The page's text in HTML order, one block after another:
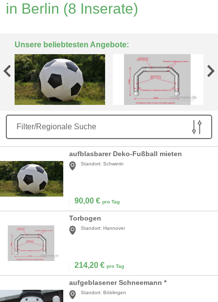
in Berlin (8 Inserate)
Unsere beliebtesten Angebote:
Filter/Regionale Suche
aufblasbarer Deko-Fußball mieten
Standort: Schwerin
90,00 € pro Tag
Torbogen
Standort: Hannover
214,20 € pro Tag
aufgeblasener Schneemann *
Standort: Böblingen